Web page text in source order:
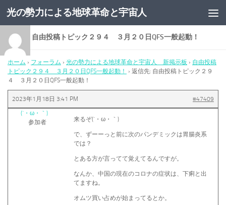
コンテンツへスキップ
光の勢力による地球革命と宇宙人
返信先: 自由投稿トピック２９４ ３月２０日QFS一般起動！
ホーム › フォーラム › 光の勢力による地球革命と宇宙人 新掲示板 › 自由投稿
トピック２９４ ３月２０日QFS一般起動！
› 返信先: 自由投稿トピック２９
４ ３月２０日QFS一般起動！
2023年1月18日 3:41 PM
#47409
(´・ω・｀)
参加者
来るぞ(´・ω・｀)
で、ずーーっと前に次のパンデミックは胃腸炎系
では？
とある方が言ってて覚えてるんですが。
なんか、中国の現在のコロナの症状は、下痢と出
てますね。
オムツ買い占めが始まってるとか。